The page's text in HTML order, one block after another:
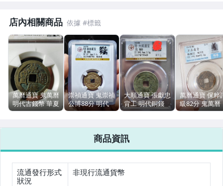
玩具、模型與公仔
偶像、球員卡與郵幣
女裝與服飾配件
男性精品與服飾
手錶與飾品配件
運動、戶外與休閒
店內相關商品
萬曆通寶 鬼萬曆
明代古錢幣 華夏
評級 黃亮 資料
崇禎通寶 鬼崇禎
公博88分 明代
銅錢 古錢幣 有
大順通寶 張獻忠
背工 明代銅錢
公博評級 古幣
萬曆通寶 保粹
級82分 鬼萬曆
明代銅錢 古錢
商品資訊
流通發行形式
狀況
非現行流通貨幣